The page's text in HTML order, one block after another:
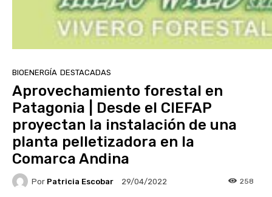
BIOENERGÍA DESTACADAS
Aprovechamiento forestal en
Patagonia | Desde el CIEFAP
proyectan la instalación de una
planta pelletizadora en la
Comarca Andina
Por Patricia Escobar 29/04/2022 258